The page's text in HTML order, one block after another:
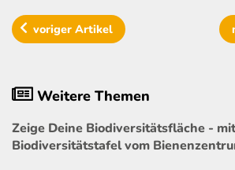
vorigerArtikel
Weitere Themen
Zeige Deine Biodiversitätsfläche -
Biodiversitätstafel vom